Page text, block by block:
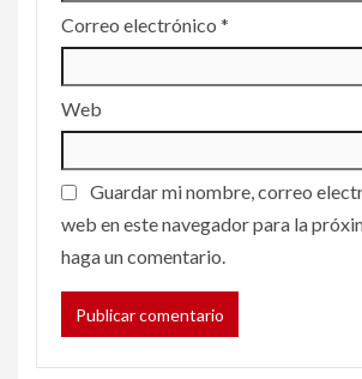
Correo electrónico *
Web
Guardar mi nombre, correo
web en este navegador para la
haga un comentario.